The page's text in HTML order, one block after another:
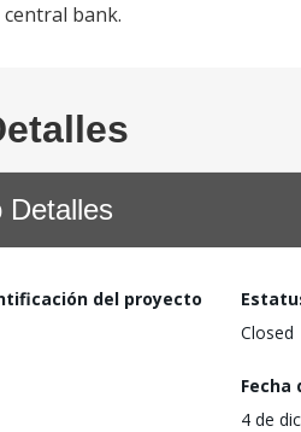
bank.
Detalles
del proyecto
Closed
Fecha
4 de